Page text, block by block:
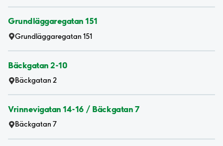
Grundläggaregatan 151
Grundläggaregatan 151
Bäckgatan 2-10
Bäckgatan 2
Vrinnevigatan 14-16 / Bäckgatan 7
Bäckgatan 7